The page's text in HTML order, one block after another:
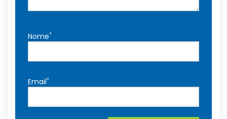
Nome*
Email*